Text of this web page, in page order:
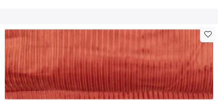
product
meerdere
variaties.
Deze